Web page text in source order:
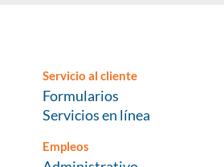
Servicio al cliente
Formularios
Servicios en línea
Empleos